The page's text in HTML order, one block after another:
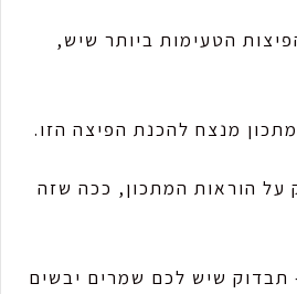
הטעימות ביותר שיש,
מנצח להכנת הפיצה הזו.
על הוראות המתכון, ככה שזה
תבדוק שיש לכם שמרים יבשים